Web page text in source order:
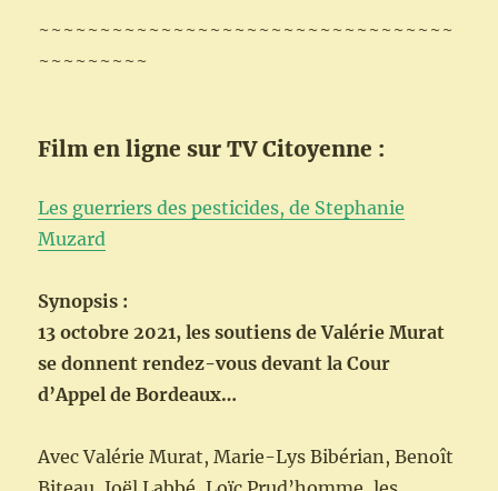
~~~~~~~~~~~~~~~~~~~~~~~~~~~~~~~~~~
~~~~~~~~~
Film en ligne sur TV Citoyenne :
Les guerriers des pesticides, de Stephanie
Muzard
Synopsis :
13 octobre 2021, les soutiens de Valérie Murat
se donnent rendez-vous devant la Cour
d’Appel de Bordeaux…
Avec Valérie Murat, Marie-Lys Bibérian, Benoît